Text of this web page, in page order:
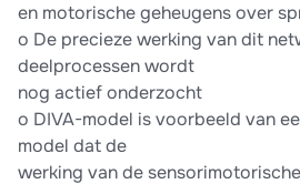
en motorische geheugens over
o De precieze werking van dit
deelprocessen wordt
nog actief onderzocht
o DIVA-model is voorbeeld van
model dat de
werking van de